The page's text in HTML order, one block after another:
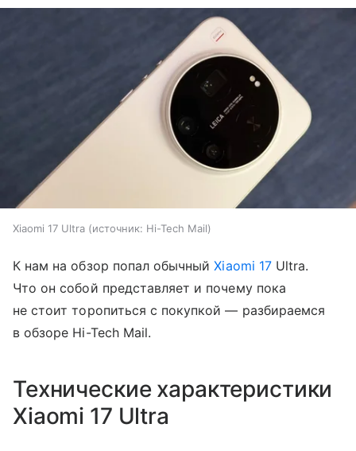
Xiaomi 17 Ultra источник: Hi-Tech Mail
К нам на обзор попал обычныйXiaomi 17Ultra.
Что он собой представляет и почему пока
не стоит торопиться с покупкой — разбираемся
в обзоре Hi-Tech Mail.
Технические характеристики
Xiaomi 17 Ultra